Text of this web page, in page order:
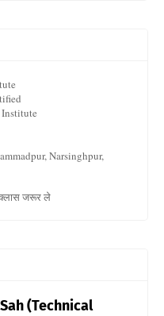
Narsinghpur,
क्लास जरूर ले
(Technical